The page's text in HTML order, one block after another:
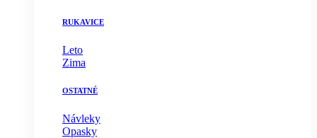
RUKAVICE
Leto
Zima
OSTATNÉ
Návleky
Opasky